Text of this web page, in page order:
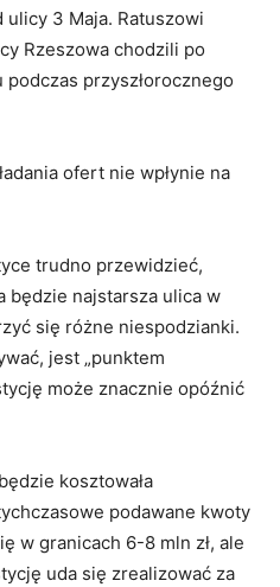
3 Maja. Ratuszowi
Rzeszowa chodzili po
przyszłorocznego
ofert nie wpłynie na
trudno przewidzieć,
będzie najstarsza ulica w
się różne niespodzianki.
jest „punktem
może znacznie opóźnić
kosztowała
podawane kwoty
w granicach 6-8 mln zł, ale
uda się zrealizować za